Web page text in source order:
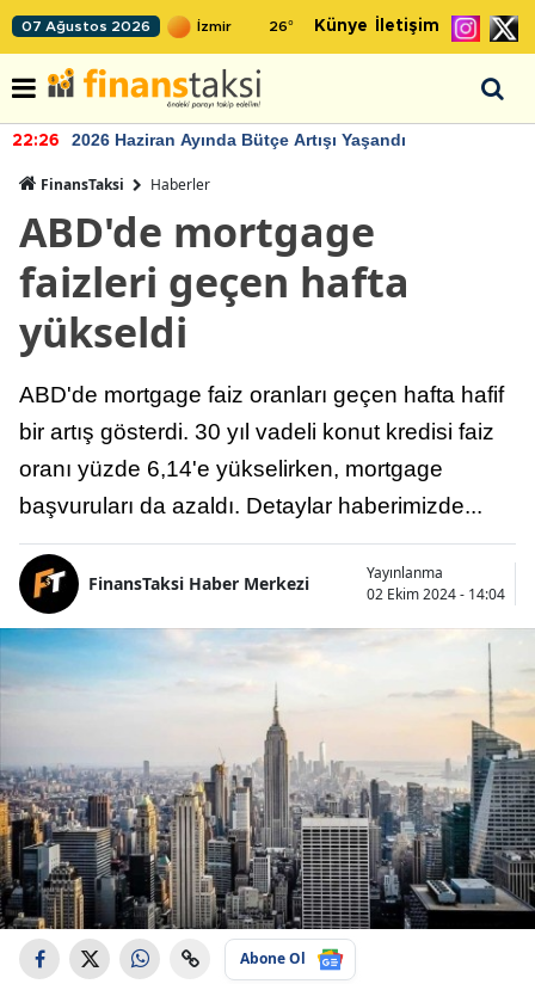
07 Ağustos 2026 26° Künye İletişim
22:26 2026 Haziran Ayında Bütçe Artışı Yaşandı
FinansTaksi Haberler
ABD'de mortgage
faizleri geçen hafta
yükseldi
ABD'de mortgage faiz oranları geçen hafta hafif
bir artış gösterdi. 30 yıl vadeli konut kredisi faiz
oranı yüzde 6,14'e yükselirken, mortgage
başvuruları da azaldı. Detaylar haberimizde...
FinansTaksi Haber Merkezi
Yayınlanma
02 Ekim 2024 - 14:04
Abone Ol